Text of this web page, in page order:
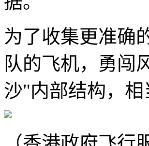
为了收集更准确
队的飞机，勇闯
沙"内部结构，